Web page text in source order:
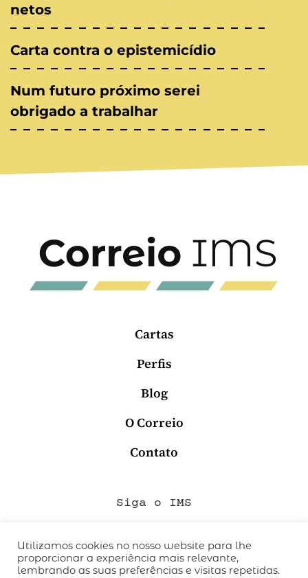
netos
Carta contra o epistemicídio
Num futuro próximo serei
obrigado a trabalhar
Cartas
Perfis
Blog
O Correio
Contato
Siga o IMS
QUEM SOMOS
Utilizamos cookies no nosso website para lhe
proporcionar a experiência mais relevante,
lembrando as suas preferências e visitas repetidas.